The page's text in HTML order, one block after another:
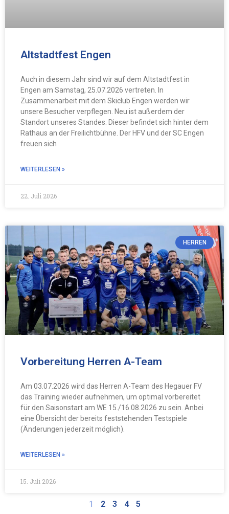
Altstadtfest Engen
Auch in diesem Jahr sind wir auf dem Altstadtfest in
Engen am Samstag, 25.07.2026 vertreten. In
Zusammenarbeit mit dem Skiclub Engen werden wir
unsere Besucher verpflegen. Neu ist außerdem der
Standort unseres Standes. Dieser befindet sich hinter dem
Rathaus an der Freilichtbühne. Der HFV und der SC Engen
freuen sich
WEITERLESEN »
22. Juli 2026
HERREN
Vorbereitung Herren A-Team
Am 03.07.2026 wird das Herren A-Team des Hegauer FV
das Training wieder aufnehmen, um optimal vorbereitet
für den Saisonstart am WE 15./16.08.2026 zu sein. Anbei
eine Übersicht der bereits feststehenden Testspiele
(Änderungen jederzeit möglich).
WEITERLESEN »
15. Juli 2026
1 2 3 4 5